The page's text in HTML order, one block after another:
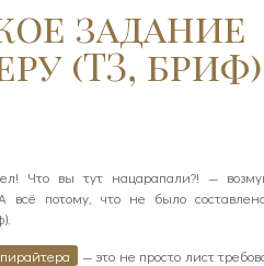
задание
(ТЗ, бриф)
Что вы тут нацарапали?! —
всё потому, что не было
— это не просто лист